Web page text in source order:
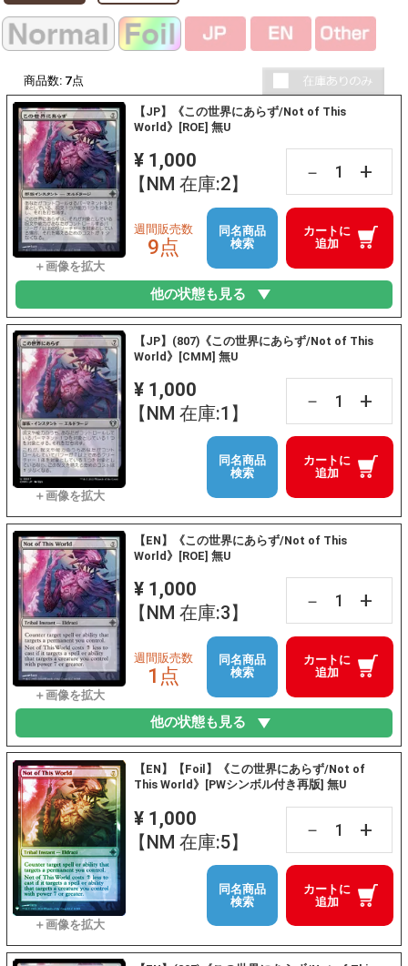
商品数: 7点
【JP】《この世界にあらず/Not of This
World》[ROE] 無U
¥ 1,000
【NM 在庫:2】
－ +
カートに
追加
週間販売数
9点
同名商品
検索
他の状態も見る
【JP】(807)《この世界にあらず/Not of This
World》[CMM] 無U
¥ 1,000
【NM 在庫:1】
－ +
カートに
追加
同名商品
検索
【EN】《この世界にあらず/Not of This
World》[ROE] 無U
¥ 1,000
【NM 在庫:3】
－ +
カートに
追加
週間販売数
1点
同名商品
検索
他の状態も見る
【EN】【Foil】《この世界にあらず/Not of
This World》[PWシンボル付き再版] 無U
¥ 1,000
【NM 在庫:5】
－ +
カートに
追加
同名商品
検索